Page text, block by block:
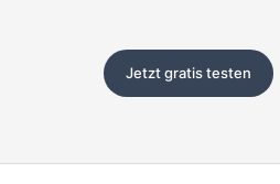
Jetzt gratis testen